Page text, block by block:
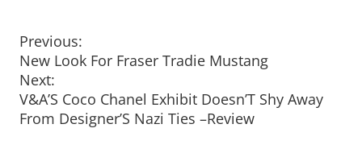
P
o
s
Previous:
New Look For Fraser Tradie Mustang
Next:
V&A’S Coco Chanel Exhibit Doesn’T Shy Away
From Designer’S Nazi Ties –Review